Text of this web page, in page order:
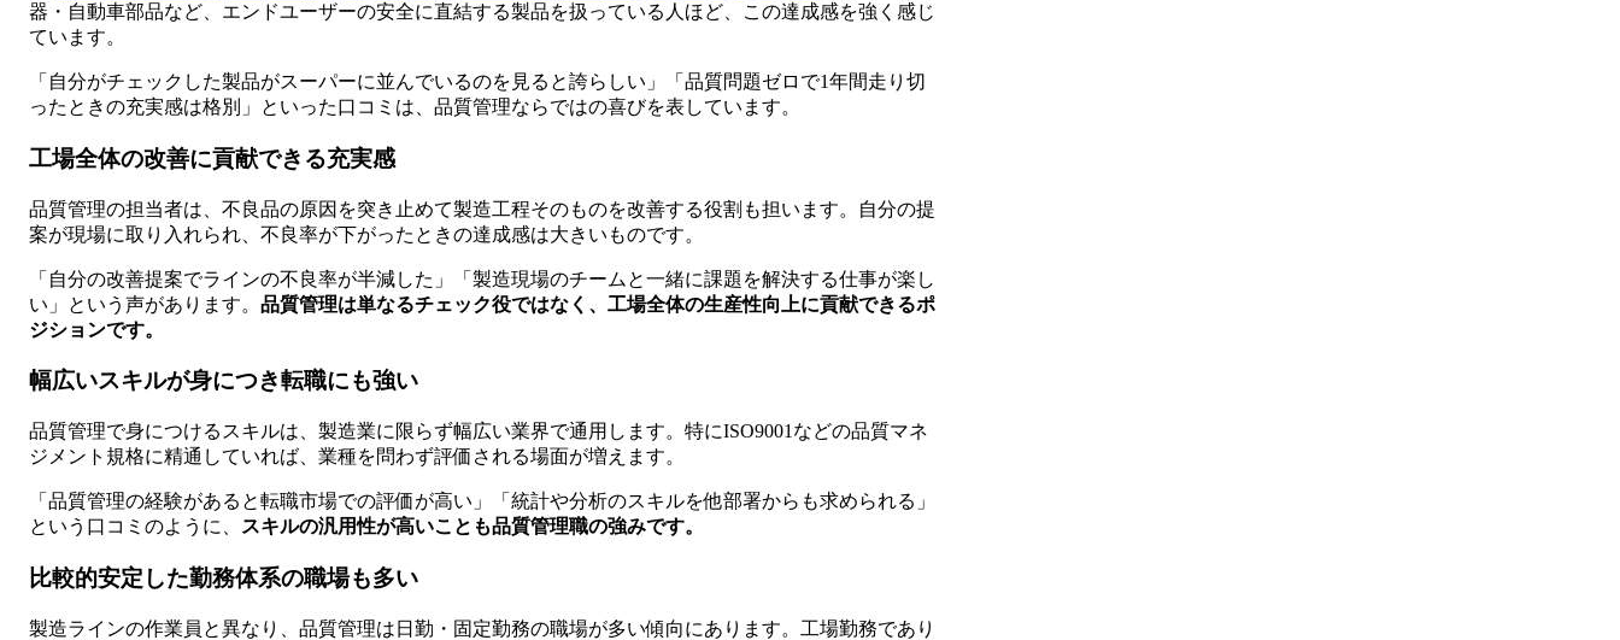
器・自動車部品など、エンドユーザーの安全に直結する製品を扱っている人ほど、この達成感を強く感じ
ています。
「自分がチェックした製品がスーパーに並んでいるのを見ると誇らしい」「品質問題ゼロで1年間走り切
ったときの充実感は格別」といった口コミは、品質管理ならではの喜びを表しています。
工場全体の改善に貢献できる充実感
品質管理の担当者は、不良品の原因を突き止めて製造工程そのものを改善する役割も担います。自分の提
案が現場に取り入れられ、不良率が下がったときの達成感は大きいものです。
「自分の改善提案でラインの不良率が半減した」「製造現場のチームと一緒に課題を解決する仕事が楽し
い」という声があります。 品質管理は単なるチェック役ではなく、工場全体の生産性向上に貢献できるポ
ジションです。
幅広いスキルが身につき転職にも強い
品質管理で身につけるスキルは、製造業に限らず幅広い業界で通用します。特にISO9001などの品質マネ
ジメント規格に精通していれば、業種を問わず評価される場面が増えます。
「品質管理の経験があると転職市場での評価が高い」「統計や分析のスキルを他部署からも求められる」
という口コミのように、
スキルの汎用性が高いことも品質管理職の強みです。
比較的安定した勤務体系の職場も多い
製造ラインの作業員と異なり、品質管理は日勤・固定勤務の職場が多い傾向にあります。工場勤務であり